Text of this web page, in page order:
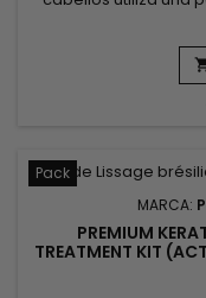
naturales para
tiempo que lo nutre
es un tratamiento
por su capacidad
Pack
MARCA:
PREMIUM
TREATMENT KIT